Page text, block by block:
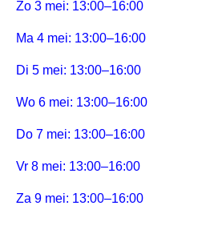
Zo 3 mei: 13:00–16:00
Ma 4 mei: 13:00–16:00
Di 5 mei: 13:00–16:00
Wo 6 mei: 13:00–16:00
Do 7 mei: 13:00–16:00
Vr 8 mei: 13:00–16:00
Za 9 mei: 13:00–16:00